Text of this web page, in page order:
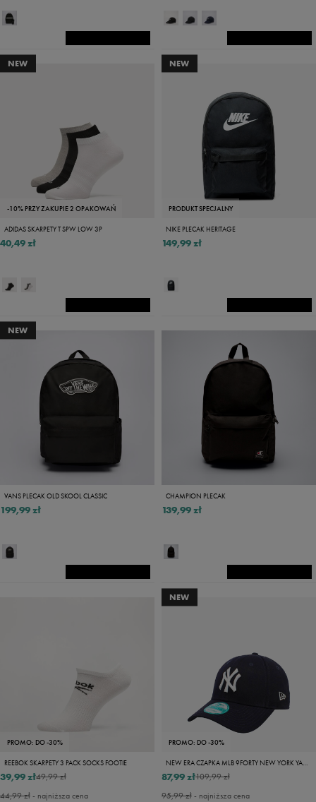
NEW
-10% PRZY ZAKUPIE 2 OPAKOWAŃ
ADIDAS SKARPETY T SPW LOW 3P
40,49 zł
NEW
PRODUKT SPECJALNY
NIKE PLECAK HERITAGE
149,99 zł
NEW
VANS PLECAK OLD SKOOL CLASSIC
199,99 zł
CHAMPION PLECAK
139,99 zł
PROMO: DO -30%
REEBOK SKARPETY 3 PACK SOCKS FOOTIE
49,99 zł
39,99 zł
44,99 zł- najniższa cena
NEW
PROMO: DO -30%
NEW ERA CZAPKA MLB 9FORTY NEW YORK YANKEES BAS NEW YORK YANK
109,99 zł
87,99 zł
95,99 zł- najniższa cena